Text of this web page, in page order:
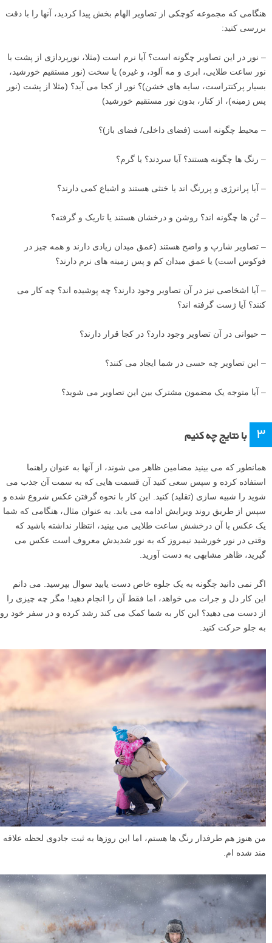
هنگامی که مجموعه کوچکی از تصاویر الهام بخش پیدا کردید، آنها را با دقت
بررسی کنید:
– نور در این تصاویر چگونه است؟ آیا نرم است (مثلا، نورپردازی از پشت با
نور ساعت طلایی، ابری و مه آلود، و غیره) یا سخت (نور مستقیم خورشید،
بسیار پرکنتراست، سایه های خشن)؟ نور از کجا می آید؟ (مثلا از پشت (نور
پس زمینه)، از کنار، بدون نور مستقیم خورشید)
– محیط چگونه است (فضای داخلی/ فضای باز)؟
– رنگ ها چگونه هستند؟ آیا سردند؟ یا گرم؟
– آیا پرانرژی و پررنگ اند یا خنثی هستند و اشباع کمی دارند؟
– تُن ها چگونه اند؟ روشن و درخشان هستند یا تاریک و گرفته؟
– تصاویر شارپ و واضح هستند (عمق میدان زیادی دارند و همه چیز در
فوکوس است) یا عمق میدان کم و پس زمینه های نرم دارند؟
– آیا اشخاصی نیز در آن تصاویر وجود دارند؟ چه پوشیده اند؟ چه کار می
کنند؟ آیا ژست گرفته اند؟
– حیوانی در آن تصاویر وجود دارد؟ در کجا قرار دارند؟
– این تصاویر چه حسی در شما ایجاد می کنند؟
– آیا متوجه یک مضمون مشترک بین این تصاویر می شوید؟
۳ با نتایج چه کنیم
همانطور که می بینید مضامین ظاهر می شوند، از آنها به عنوان راهنما
استفاده کرده و سپس سعی کنید آن قسمت هایی که به سمت آن جذب می
شوید را شبیه سازی (تقلید) کنید. این کار با نحوه گرفتن عکس شروع شده و
سپس از طریق روند ویرایش ادامه می یابد. به عنوان مثال، هنگامی که شما
یک عکس با آن درخشش ساعت طلایی می بینید، انتظار نداشته باشید که
وقتی در نور خورشید نیمروز که به نور شدیدش معروف است عکس می
گیرید، ظاهر مشابهی به دست آورید.
اگر نمی دانید چگونه به یک جلوه خاص دست یابید سوال بپرسید. می دانم
این کار دل و جرات می خواهد، اما فقط آن را انجام دهید! مگر چه چیزی را
از دست می دهید؟ این کار به شما کمک می کند رشد کرده و در سفر خود رو
به جلو حرکت کنید.
من هنوز هم طرفدار رنگ ها هستم، اما این روزها به ثبت جادوی لحظه علاقه
مند شده ام.